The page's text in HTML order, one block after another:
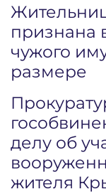
признана
чужого
размере
делу об
жителя